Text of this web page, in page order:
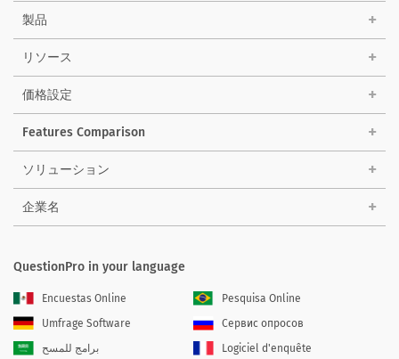
製品
リソース
価格設定
Features Comparison
ソリューション
企業名
QuestionPro in your language
Encuestas Online
Pesquisa Online
Umfrage Software
Сервис опросов
برامج للمسح
Logiciel d'enquête